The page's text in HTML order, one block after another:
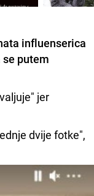
influenserica
putem
jer
dvije fotke",